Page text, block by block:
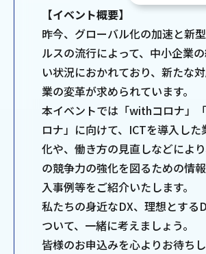
【イベント概要】
昨今、グローバル化の加速と新
ルスの流行によって、中小企業
い状況におかれており、新たな
業の変革が求められています。
本イベントでは「withコロナ」
ロナ」に向けて、ICTを導入した
化や、働き方の見直しなどによ
の競争力の強化を図るための情
入事例等をご紹介いたします。
私たちの身近なDX、理想とす
ついて、一緒に考えましょう。
皆様のお申込みを心よりお待ち